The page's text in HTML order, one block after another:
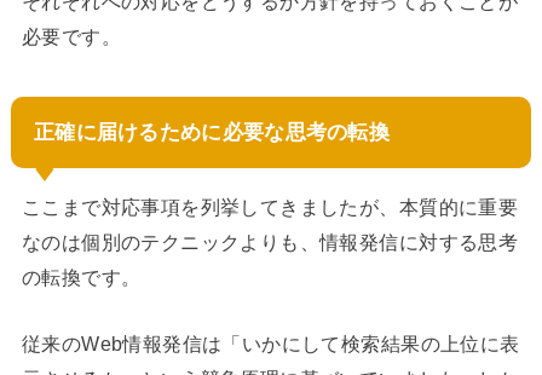
必要です。
正確に届けるために必要な思考の転換
ここまで対応事項を列挙してきましたが、本質的に重要
なのは個別のテクニックよりも、情報発信に対する思考
の転換です。
従来のWeb情報発信は「いかにして検索結果の上位に表